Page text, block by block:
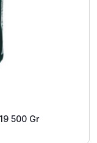
500 Gr